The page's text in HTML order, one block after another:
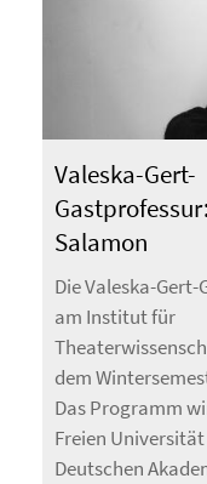
Valeska-Gert-
Salamon
Die Valeska-
am Institut für
dem
Das Programm
Freien
Deutschen